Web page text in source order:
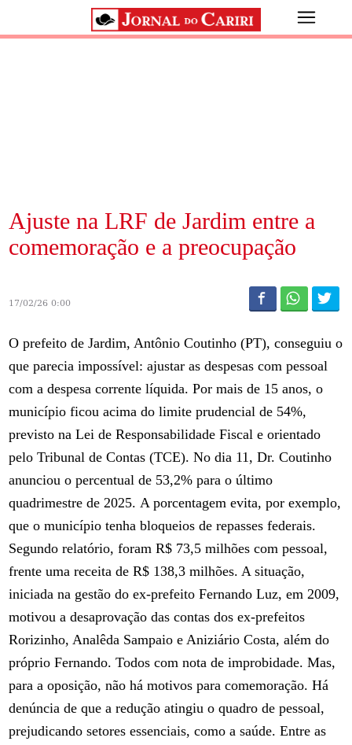
Ajuste na LRF de Jardim entre a
comemoração e a preocupação
17/02/26 0:00
O prefeito de Jardim, Antônio Coutinho (PT), conseguiu o
que parecia impossível: ajustar as despesas com pessoal
com a despesa corrente líquida. Por mais de 15 anos, o
município ficou acima do limite prudencial de 54%,
previsto na Lei de Responsabilidade Fiscal e orientado
pelo Tribunal de Contas (TCE). No dia 11, Dr. Coutinho
anunciou o percentual de 53,2% para o último
quadrimestre de 2025. A porcentagem evita, por exemplo,
que o município tenha bloqueios de repasses federais.
Segundo relatório, foram R$ 73,5 milhões com pessoal,
frente uma receita de R$ 138,3 milhões. A situação,
iniciada na gestão do ex-prefeito Fernando Luz, em 2009,
motivou a desaprovação das contas dos ex-prefeitos
Rorizinho, Analêda Sampaio e Aniziário Costa, além do
próprio Fernando. Todos com nota de improbidade. Mas,
para a oposição, não há motivos para comemoração. Há
denúncia de que a redução atingiu o quadro de pessoal,
prejudicando setores essenciais, como a saúde. Entre as